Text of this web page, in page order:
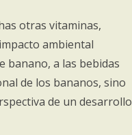
otras vitaminas,
ambiental
banano, a las bebidas
de los bananos, sino
de un desarrollo